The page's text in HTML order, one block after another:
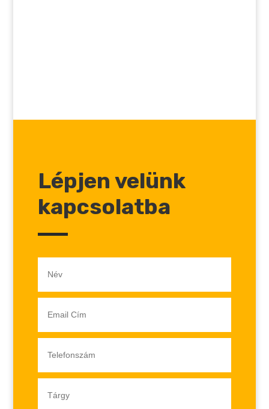
Lépjen velünk
kapcsolatba